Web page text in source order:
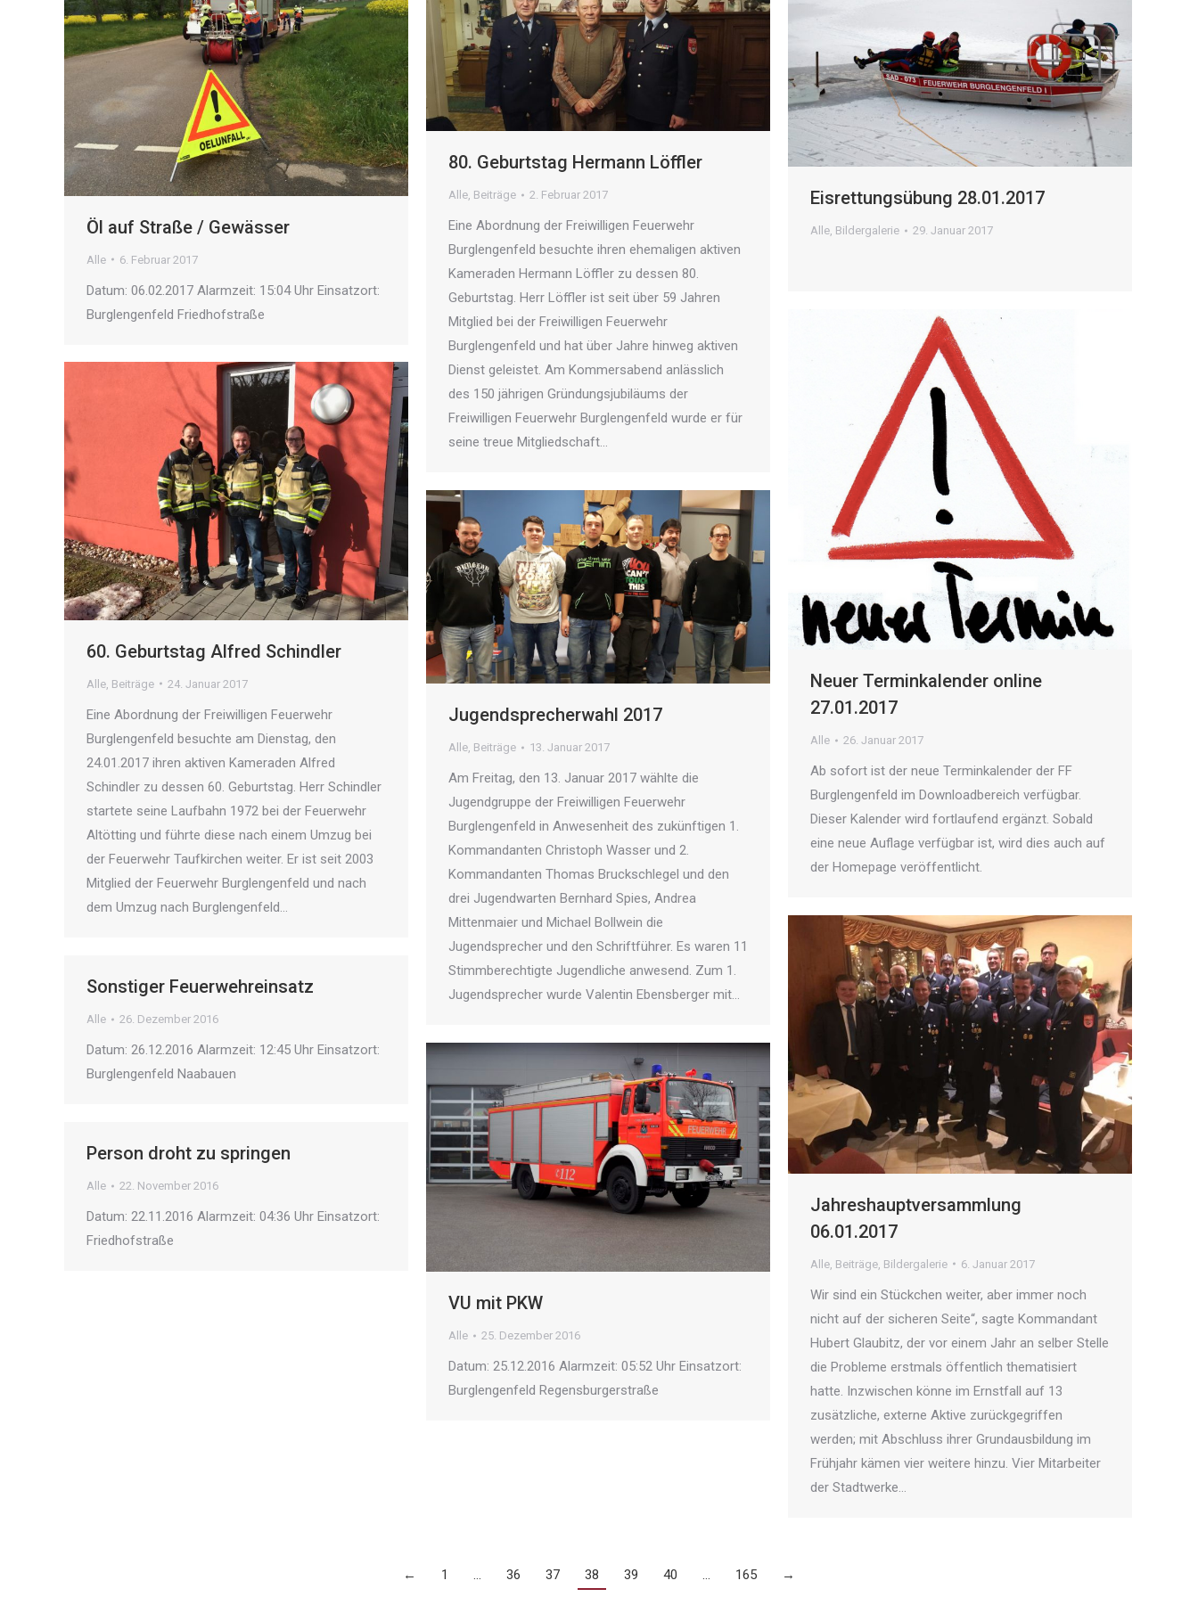
Öl auf Straße / Gewässer
Alle 6. Februar 2017
Datum: 06.02.2017 Alarmzeit: 15:04 Uhr Einsatzort:
Burglengenfeld Friedhofstraße
80. Geburtstag Hermann Löffler
Alle, Beiträge 2. Februar 2017
Eine Abordnung der Freiwilligen Feuerwehr
Burglengenfeld besuchte ihren ehemaligen aktiven
Kameraden Hermann Löffler zu dessen 80.
Geburtstag. Herr Löffler ist seit über 59 Jahren
Mitglied bei der Freiwilligen Feuerwehr
Burglengenfeld und hat über Jahre hinweg aktiven
Dienst geleistet. Am Kommersabend anlässlich
des 150 jährigen Gründungsjubiläums der
Freiwilligen Feuerwehr Burglengenfeld wurde er für
seine treue Mitgliedschaft…
Eisrettungsübung 28.01.2017
Alle, Bildergalerie 29. Januar 2017
Neuer Terminkalender online
27.01.2017
Alle 26. Januar 2017
Ab sofort ist der neue Terminkalender der FF
Burglengenfeld im Downloadbereich verfügbar.
Dieser Kalender wird fortlaufend ergänzt. Sobald
eine neue Auflage verfügbar ist, wird dies auch auf
der Homepage veröffentlicht.
60. Geburtstag Alfred Schindler
Alle Beiträge 24. Januar 2017
Eine Abordnung der Freiwilligen Feuerwehr
Burglengenfeld besuchte am Dienstag, den
24.01.2017 ihren aktiven Kameraden Alfred
Schindler zu dessen 60. Geburtstag. Herr Schindler
startete seine Laufbahn 1972 bei der Feuerwehr
Altötting und führte diese nach einem Umzug bei
der Feuerwehr Taufkirchen weiter. Er ist seit 2003
Mitglied der Feuerwehr Burglengenfeld und nach
dem Umzug nach Burglengenfeld…
Jugendsprecherwahl 2017
Alle, Beiträge 13. Januar 2017
Am Freitag, den 13. Januar 2017 wählte die
Jugendgruppe der Freiwilligen Feuerwehr
Burglengenfeld in Anwesenheit des zukünftigen 1.
Kommandanten Christoph Wasser und 2.
Kommandanten Thomas Bruckschlegel und den
drei Jugendwarten Bernhard Spies, Andrea
Mittenmaier und Michael Bollwein die
Jugendsprecher und den Schriftführer. Es waren 11
Stimmberechtigte Jugendliche anwesend. Zum 1.
Jugendsprecher wurde Valentin Ebensberger mit…
Jahreshauptversammlung
06.01.2017
Alle Beiträge Bildergalerie 6. Januar 2017
Wir sind ein Stückchen weiter, aber immer noch
nicht auf der sicheren Seite“, sagte Kommandant
Hubert Glaubitz, der vor einem Jahr an selber Stelle
die Probleme erstmals öffentlich thematisiert
hatte. Inzwischen könne im Ernstfall auf 13
zusätzliche, externe Aktive zurückgegriffen
werden; mit Abschluss ihrer Grundausbildung im
Frühjahr kämen vier weitere hinzu. Vier Mitarbeiter
der Stadtwerke…
Sonstiger Feuerwehreinsatz
Alle 26. Dezember 2016
Datum: 26.12.2016 Alarmzeit: 12:45 Uhr Einsatzort:
Burglengenfeld Naabauen
VU mit PKW
Alle 25. Dezember 2016
Datum: 25.12.2016 Alarmzeit: 05:52 Uhr Einsatzort:
Burglengenfeld Regensburgerstraße
Person droht zu springen
Alle 22. November 2016
Datum: 22.11.2016 Alarmzeit: 04:36 Uhr Einsatzort:
Friedhofstraße
← 1 … 36 37 38 39 40 … 165 →